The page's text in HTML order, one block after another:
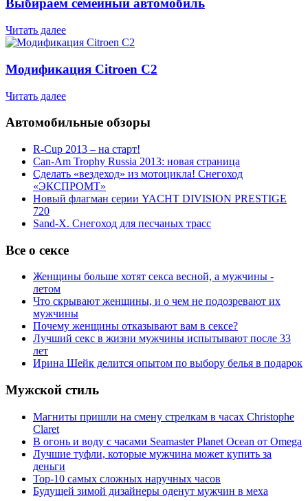
Выбираем семейный автомобиль
Читать далее
Модификация Citroen С2
Читать далее
Автомобильные обзоры
R-Cup 2013 – на старт!
Can-Am Trophy Russia 2013: новая страница
Сделать «вездеход» из мотоцикла! Снегоход
«ЭКСПРОМТ»
Новый флагман серии YACHT DIVISION PRESTIGE
720
Sand-X. Снегоход для песчаных трасс
Все о сексе
Женщины больше хотят секса весной, а мужчины -
летом
Что скрывают женщины, и о чем не подозревают их
мужчины
Почему женщины отказывают вам в сексе?
Лучший секс в жизни мужчины испытывают после 33
лет
Ирина Шейк делится опытом по выбору белья в подарок
Мужской стиль
Магниты пришли на смену стрелкам в часах Christophe
Claret
В огонь и воду с часами Seamaster Planet Ocean от Omega
Лучшие туфли, которые мужчина может купить за
деньги
Top-10 самых сложных наручных часов
Будущей зимой дизайнеры оденут мужчин в меха